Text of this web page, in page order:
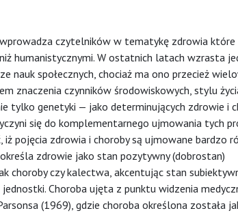
wprowadza czytelników w tematykę zdrowia
humanistycznymi. W ostatnich latach wzrasta
społecznych, chociaż ma ono przecież
znaczenia czynników środowiskowych, stylu
tylko genetyki — jako determinujących zdrowie i
się do komplementarnego ujmowania tych
pojęcia zdrowia i choroby są ujmowane bardzo
zdrowie jako stan pozytywny (dobrostan)
choroby czy kalectwa, akcentując stan
Choroba ujęta z punktu widzenia
(1969), gdzie choroba określona została